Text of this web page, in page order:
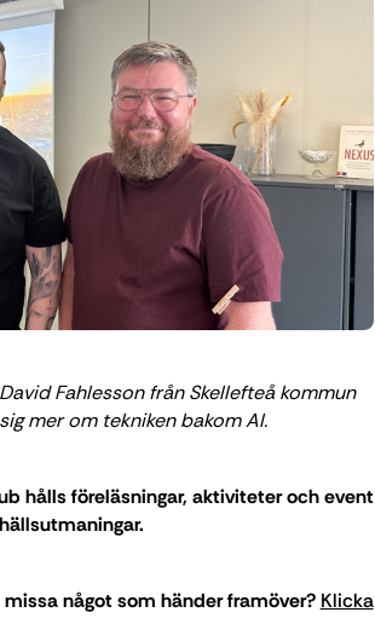
Fahlesson från Skellefteå kommun
mer om tekniken bakom AI.
hålls föreläsningar, aktiviteter och event
något som händer framöver? Klicka